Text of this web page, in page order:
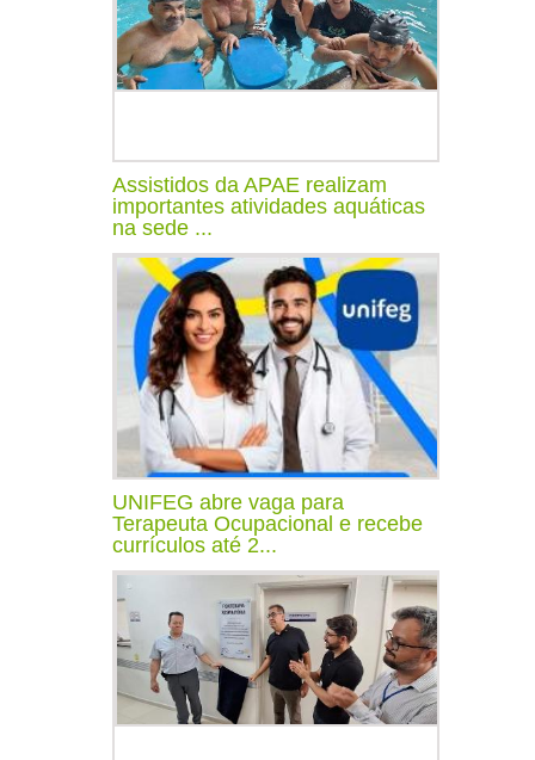
Assistidos da APAE realizam
importantes atividades aquáticas
na sede ...
UNIFEG abre vaga para
Terapeuta Ocupacional e recebe
currículos até 2...